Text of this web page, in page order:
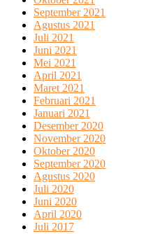
September 2021
Agustus 2021
Juli 2021
Juni 2021
Mei 2021
April 2021
Maret 2021
Februari 2021
Januari 2021
Desember 2020
November 2020
Oktober 2020
September 2020
Agustus 2020
Juli 2020
Juni 2020
April 2020
Juli 2017